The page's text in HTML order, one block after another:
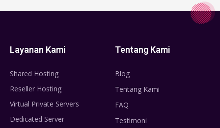
Layanan Kami
Shared Hosting
Reseller Hosting
Virtual Private Servers
Dedicated Server
Tentang Kami
Blog
Tentang Kami
FAQ
Testimoni